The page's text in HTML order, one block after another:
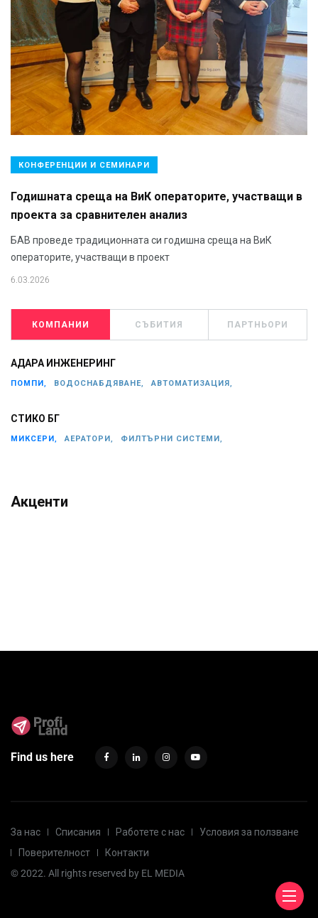
КОНФЕРЕНЦИИ И СЕМИНАРИ
Годишната среща на ВиК операторите, участващи в
проекта за сравнителен анализ
БАВ проведе традиционната си годишна среща на ВиК
операторите, участващи в проект
6.03.2026
КОМПАНИИ СЪБИТИЯ ПАРТНЬОРИ
АДАРА ИНЖЕНЕРИНГ
ПОМПИ, ВОДОСНАБДЯВАНЕ, АВТОМАТИЗАЦИЯ,
СТИКО БГ
МИКСЕРИ, АЕРАТОРИ, ФИЛТЪРНИ СИСТЕМИ,
Акценти
Find us here
За нас Списания Работете с нас
Условия за ползване
Поверителност
Контакти
© 2022. All rights reserved by EL MEDIA